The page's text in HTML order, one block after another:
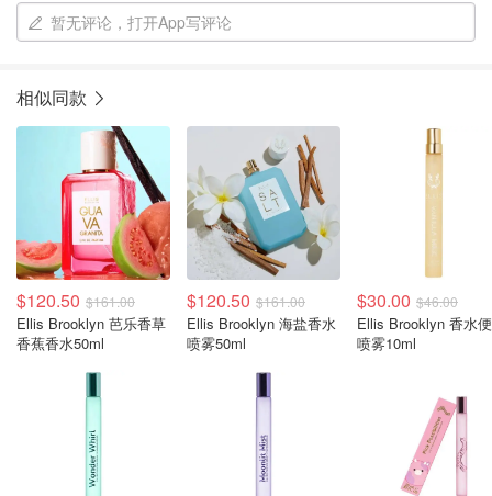
暂无评论，打开App写评论
相似同款
$120.50 $161.00
Ellis Brooklyn 芭乐香草
香蕉香水50ml
$120.50 $161.00
Ellis Brooklyn 海盐香水
喷雾50ml
$30.00 $46.00
Ellis Brooklyn 香水
喷雾10ml